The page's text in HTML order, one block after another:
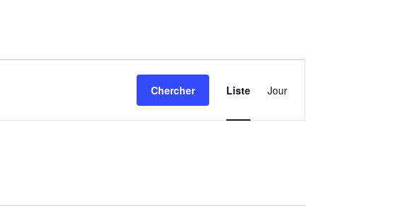
Chercher
de
vues
Liste Jour